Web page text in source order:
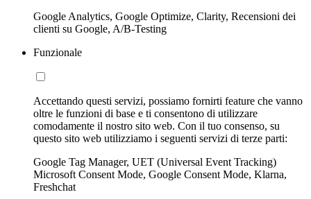
Google Analytics, Google Optimize, Clarity, Recensioni dei
clienti su Google, A/B-Testing
Funzionale
Accettando questi servizi, possiamo fornirti feature che vanno
oltre le funzioni di base e ti consentono di utilizzare
comodamente il nostro sito web. Con il tuo consenso, su
questo sito web utilizziamo i seguenti servizi di terze parti:
Google Tag Manager, UET (Universal Event Tracking)
Microsoft Consent Mode, Google Consent Mode, Klarna,
Freshchat